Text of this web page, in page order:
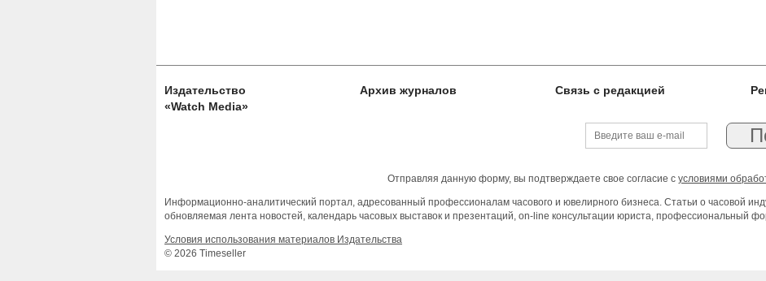
Издательство
«Watch Media»
Архив журналов Связь с редакцией
Отправляя данную форму, вы подтверждаете свое согласие с условиями
Информационно-аналитический портал, адресованный профессионалам часового и ювелирного бизнеса. Статьи о часовой
обновляемая лента новостей, календарь часовых выставок и презентаций, on-line консультации юриста, профессиональный
Условия использования материалов Издательства
© 2026 Timeseller